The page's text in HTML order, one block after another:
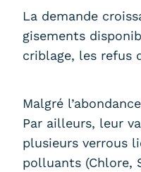
La demande
gisements
criblage, les refus
Malgré
Par ailleurs, leur
plusieurs verrous
polluants (Chlore,